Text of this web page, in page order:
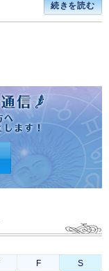
続きを読む
F
S